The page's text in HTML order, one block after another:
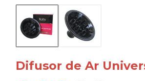
Difusor de Ar